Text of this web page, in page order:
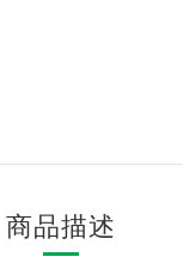
商品描述